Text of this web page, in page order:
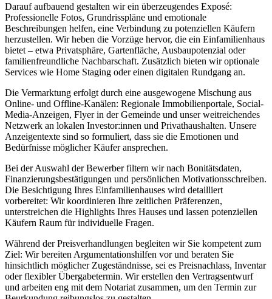
Darauf aufbauend gestalten wir ein überzeugendes Exposé:
Professionelle Fotos, Grundrisspläne und emotionale
Beschreibungen helfen, eine Verbindung zu potenziellen Käufern
herzustellen. Wir heben die Vorzüge hervor, die ein Einfamilienhaus
bietet – etwa Privatsphäre, Gartenfläche, Ausbaupotenzial oder
familienfreundliche Nachbarschaft. Zusätzlich bieten wir optionale
Services wie Home Staging oder einen digitalen Rundgang an.
Die Vermarktung erfolgt durch eine ausgewogene Mischung aus
Online- und Offline-Kanälen: Regionale Immobilienportale, Social-
Media-Anzeigen, Flyer in der Gemeinde und unser weitreichendes
Netzwerk an lokalen Investor:innen und Privathaushalten. Unsere
Anzeigentexte sind so formuliert, dass sie die Emotionen und
Bedürfnisse möglicher Käufer ansprechen.
Bei der Auswahl der Bewerber filtern wir nach Bonitätsdaten,
Finanzierungsbestätigungen und persönlichen Motivationsschreiben.
Die Besichtigung Ihres Einfamilienhauses wird detailliert
vorbereitet: Wir koordinieren Ihre zeitlichen Präferenzen,
unterstreichen die Highlights Ihres Hauses und lassen potenziellen
Käufern Raum für individuelle Fragen.
Während der Preisverhandlungen begleiten wir Sie kompetent zum
Ziel: Wir bereiten Argumentationshilfen vor und beraten Sie
hinsichtlich möglicher Zugeständnisse, sei es Preisnachlass, Inventar
oder flexibler Übergabetermin. Wir erstellen den Vertragsentwurf
und arbeiten eng mit dem Notariat zusammen, um den Termin zur